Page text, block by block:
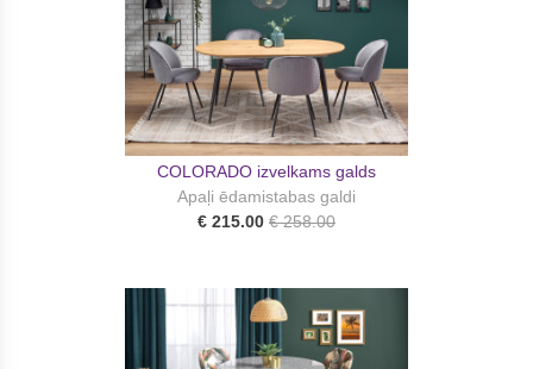
COLORADO izvelkams galds
Apaļi ēdamistabas galdi
€ 215.00 € 258.00